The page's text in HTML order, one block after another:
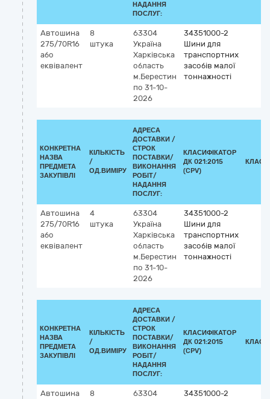
НАДАННЯ
ПОСЛУГ:
Автошина
275/70R16
або
еквівалент
8
штука
63304
Україна
Харківська
область
м.Берестин
по 31-10-
2026
34351000-2
Шини для
транспортних
засобів малої
тоннажності
КОНКРЕТНА
НАЗВА
ПРЕДМЕТА
ЗАКУПІВЛІ
КІЛЬКІСТЬ
/
ОД.ВИМІРУ
АДРЕСА
ДОСТАВКИ /
СТРОК
ПОСТАВКИ/
ВИКОНАННЯ
РОБІТ/
НАДАННЯ
ПОСЛУГ:
КЛАСИФІКАТОР
ДК 021:2015
(CPV)
Автошина
275/70R16
або
еквівалент
4
штука
63304
Україна
Харківська
область
м.Берестин
по 31-10-
2026
34351000-2
Шини для
транспортних
засобів малої
тоннажності
КОНКРЕТНА
НАЗВА
ПРЕДМЕТА
ЗАКУПІВЛІ
КІЛЬКІСТЬ
/
ОД.ВИМІРУ
АДРЕСА
ДОСТАВКИ /
СТРОК
ПОСТАВКИ/
ВИКОНАННЯ
РОБІТ/
НАДАННЯ
ПОСЛУГ:
КЛАСИФІКАТОР
ДК 021:2015
(CPV)
Автошина
8
63304
34351000-2